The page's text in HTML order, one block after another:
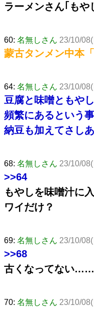
ラーメンさん｢もや
60: 名無しさん 23/10/
蒙古タンメン中本
64: 名無しさん 23/10/
豆腐と味噌ともや
頻繁にあるという
納豆も加えてさし
68: 名無しさん 23/10/
>>64
もやしを味噌汁に
ワイだけ？
69: 名無しさん 23/10/
>>68
古くなってない……
70: 名無しさん 23/10/